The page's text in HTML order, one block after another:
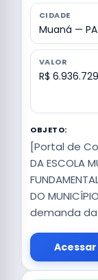
CIDADE
Muaná — PA
VALOR
R$
OBJETO:
[Portal de
DA ESCOLA
DO
demanda da